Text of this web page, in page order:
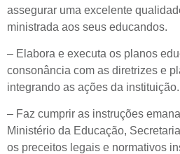
assegurar uma excelente
ministrada aos seus educandos.
– Elabora e executa os planos
consonância com as diretrizes e
integrando as ações da instituição.
– Faz cumprir as instruções
Ministério da Educação,
os preceitos legais e normativos